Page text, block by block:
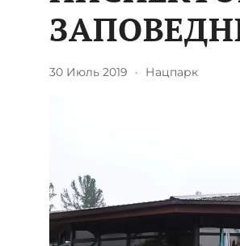
30 Июль 2019 · Нацпарк